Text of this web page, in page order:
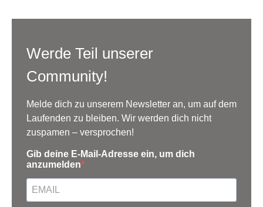
Werde Teil unserer
Community!
Melde dich zu unserem Newsletter an, um auf dem
Laufenden zu bleiben. Wir werden dich nicht
zuspamen – versprochen!
Gib deine E-Mail-Adresse ein, um dich
anzumelden